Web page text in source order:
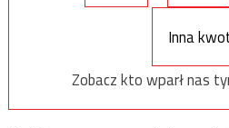
Inna
Zobacz kto wparł nas